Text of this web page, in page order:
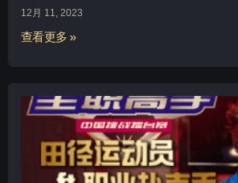
12月 11, 2023
查看更多 »